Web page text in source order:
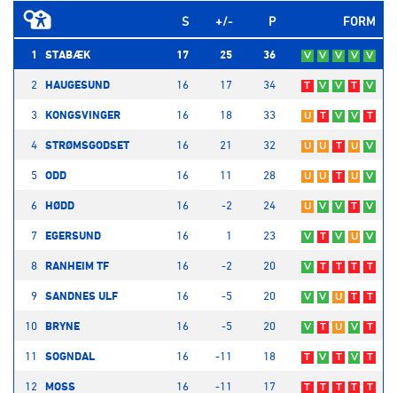
S +/- P FORM
1 STABÆK 17 25 36 V V V V V
2 HAUGESUND 16 17 34 T V V T V
3 KONGSVINGER 16 18 33 U T V V T
4 STRØMSGODSET 16 21 32 U U T U V
5 ODD 16 11 28 U U T U V
6 HØDD 16 -2 24 U V V T V
7 EGERSUND 16 1 23 V T V U V
8 RANHEIM TF 16 -2 20 V T T T T
9 SANDNES ULF 16 -5 20 V V U T T
10 BRYNE 16 -5 20 V T U V T
11 SOGNDAL 16 -11 18 T V T V T
12 MOSS 16 -11 17 T T T T T